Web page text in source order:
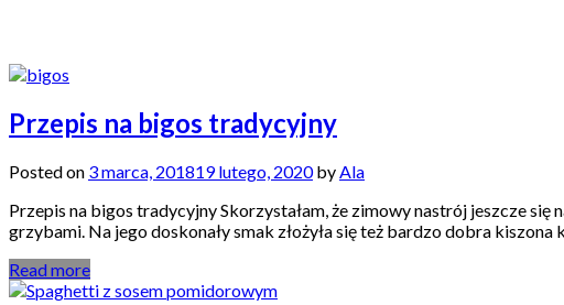
Przepis na bigos tradycyjny
Posted on 3 marca, 201819 lutego, 2020by Ala
Przepis na bigos tradycyjny Skorzystałam, że zimowy nastrój jeszcze
grzybami. Na jego doskonały smak złożyła się też bardzo dobra
Read more